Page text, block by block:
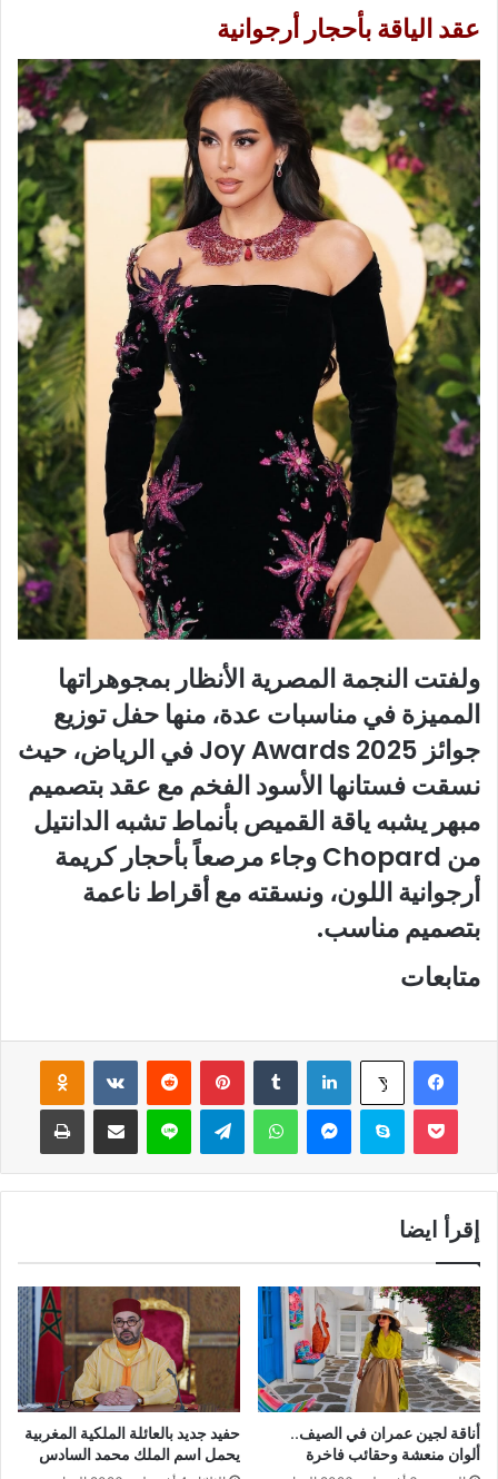
عقد الياقة بأحجار أرجوانية
ولفتت النجمة المصرية الأنظار بمجوهراتها
المميزة في مناسبات عدة، منها حفل توزيع
جوائز 2025 Joy Awards في الرياض، حيث
نسقت فستانها الأسود الفخم مع عقد بتصميم
مبهر يشبه ياقة القميص بأنماط تشبه الدانتيل
من Chopard وجاء مرصعاً بأحجار كريمة
أرجوانية اللون، ونسقته مع أقراط ناعمة
بتصميم مناسب.
متابعات
فيسبوك ‫X لينكدإن بينتيريست
سكايب واتساب لاين
إقرأ ايضا
أناقة لجين عمران في الصيف..
ألوان منعشة وحقائب فاخرة
حفيد جديد بالعائلة الملكية المغربية
يحمل اسم الملك محمد السادس